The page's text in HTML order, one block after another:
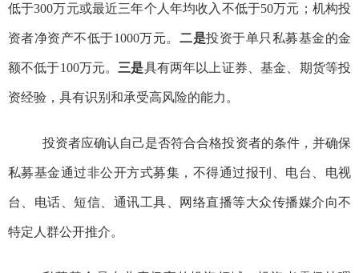
低于300万元或最近三年个人年均收入不低于50万元 ；机构投
资者净资产不低于1000万元。 二是投资于单只私募基金的金
额不低于100万元。三是具有两年以上证券、基金、期货等投
资经验，具有识别和承受高风险的能力。
投资者应确认自己是否符合合格投资者的条件，并确保
私募基金通过非公开方式募集 ， 不得通过报刊、电台、电视
台、 电话、短信、通讯工具、网络直播等大众传播媒介向不
特定人群公开推介。